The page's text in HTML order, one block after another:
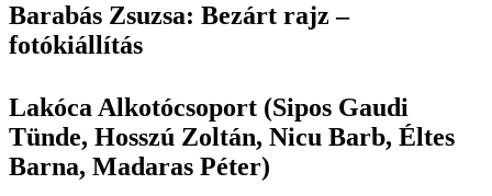
Barabás Zsuzsa: Bezárt rajz –
fotókiállítás
Lakóca Alkotócsoport (Sipos Gaudi
Tünde, Hosszú Zoltán, Nicu Barb, Éltes
Barna, Madaras Péter)